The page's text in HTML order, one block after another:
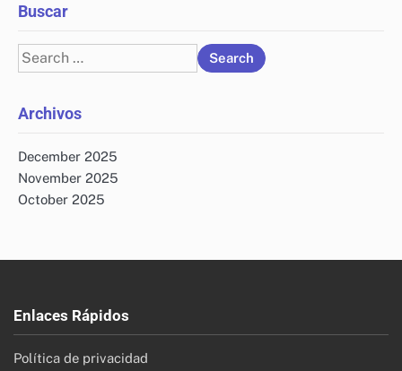
Buscar
Search
for:
Archivos
December 2025
November 2025
October 2025
Enlaces Rápidos
Política de privacidad